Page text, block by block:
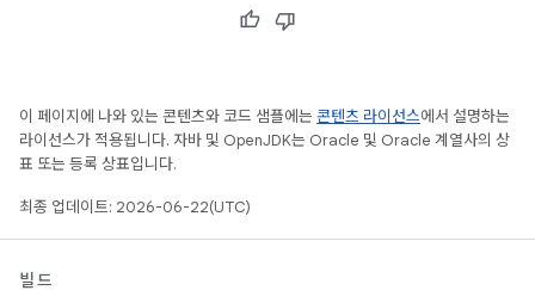
이 페이지에 나와 있는 콘텐츠와 코드 샘플에는 콘텐츠 라이선스에서 설명하는
라이선스가 적용됩니다. 자바 및 OpenJDK는 Oracle 및 Oracle 계열사의 상
표 또는 등록 상표입니다.
최종 업데이트: 2026-06-22(UTC)
빌드